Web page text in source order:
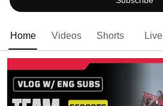
Home Videos Shorts Live